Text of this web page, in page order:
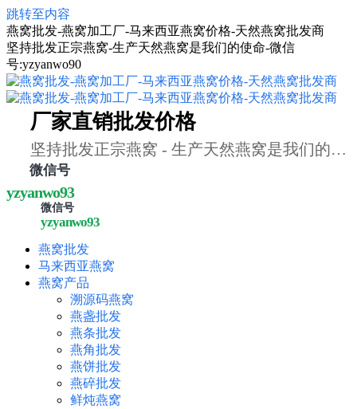
跳转至内容
燕窝批发-燕窝加工厂-马来西亚燕窝价格-天然燕窝批发商
坚持批发正宗燕窝-生产天然燕窝是我们的使命-微信
号:yzyanwo90
厂家直销批发价格
坚持批发正宗燕窝 - 生产天然燕窝是我们的使命
微信号
yzyanwo93
微信号
yzyanwo93
燕窝批发
马来西亚燕窝
燕窝产品
溯源码燕窝
燕盏批发
燕条批发
燕角批发
燕饼批发
燕碎批发
鲜炖燕窝